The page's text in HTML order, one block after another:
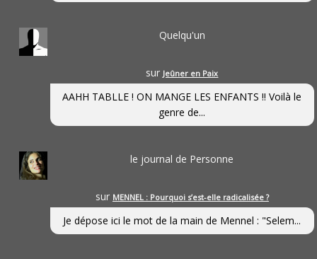
Quelqu'un
sur Jeûner en Paix
AAHH TABLLE ! ON MANGE LES ENFANTS !! Voilà le
genre de...
le journal de Personne
sur MENNEL : Pourquoi s’est-elle radicalisée ?
Je dépose ici le mot de la main de Mennel : "Selem...